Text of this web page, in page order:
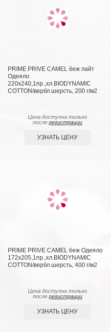
PRIME PRIVE CAMEL беж лайт
Одеяло
220х240,1пр.,хл.BIODYNAMIC
COTTON/вербл.шерсть, 200 г/м2
Цена доступна только
послерегистрации
УЗНАТЬ ЦЕНУ
PRIME PRIVE CAMEL беж Одеяло
172х205,1пр.,хл.BIODYNAMIC
COTTON/вербл.шерсть, 400 г/м2
Цена доступна только
послерегистрации
УЗНАТЬ ЦЕНУ